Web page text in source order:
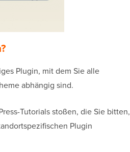
Plugin, mit dem Sie alle
abhängig sind.
Tutorials stoßen, die Sie bitten,
Plugin